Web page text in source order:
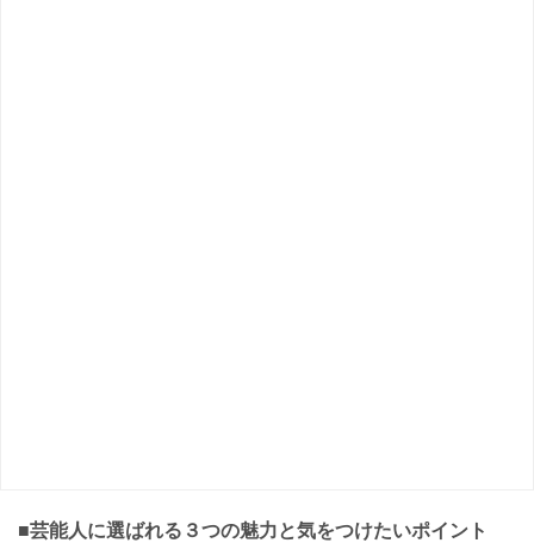
■芸能人に選ばれる３つの魅力と気をつけたいポイント